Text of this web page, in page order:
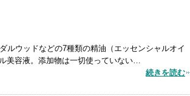
ルウッドなどの7種類の精油（エッセンシャルオイ
美容液。添加物は一切使っていない…
続きを読む